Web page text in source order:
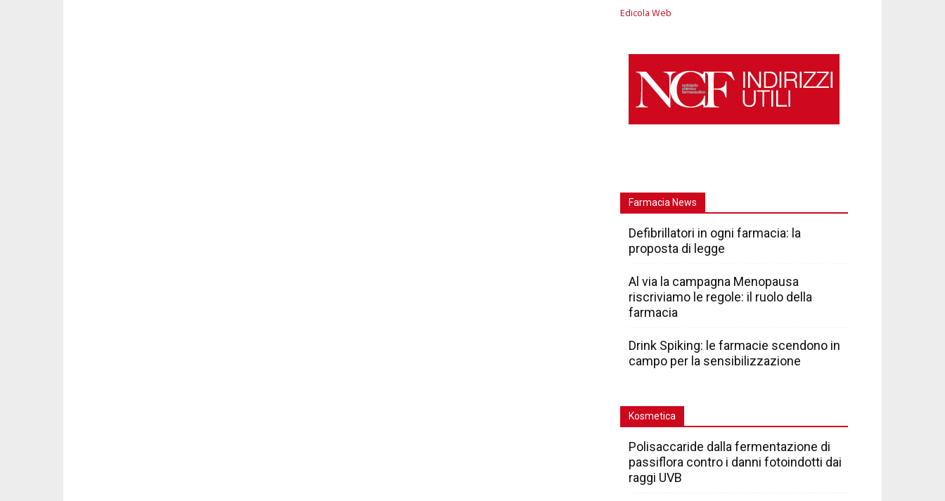
Edicola Web
Farmacia News
Defibrillatori in ogni farmacia: la
proposta di legge
Al via la campagna Menopausa
riscriviamo le regole: il ruolo della
farmacia
Drink Spiking: le farmacie scendono in
campo per la sensibilizzazione
Kosmetica
Polisaccaride dalla fermentazione di
passiflora contro i danni fotoindotti dai
raggi UVB